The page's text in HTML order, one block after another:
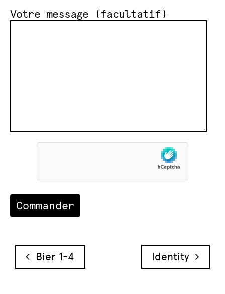
Votre message (facultatif)
Navigation des articles
Bier 1-4 Identity